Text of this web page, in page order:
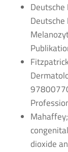
dioxide